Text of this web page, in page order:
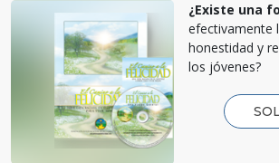
¿Existe una
efectivamente
honestidad y
los jóvenes?